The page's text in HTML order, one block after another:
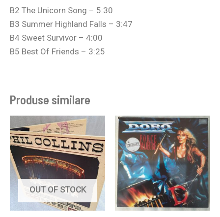
B2 The Unicorn Song – 5:30
B3 Summer Highland Falls – 3:47
B4 Sweet Survivor – 4:00
B5 Best Of Friends – 3:25
Produse similare
OUT OF STOCK